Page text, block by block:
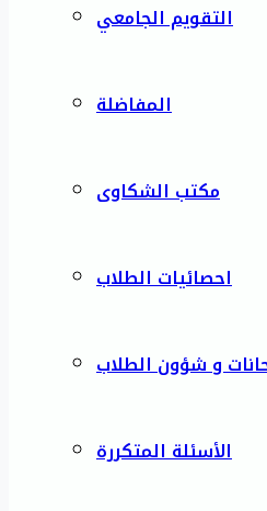
التقويم الجامعي
المفاضلة
مكتب الشكاوى
احصائيات الطلاب
و شؤون الطلاب
الأسئلة المتكررة